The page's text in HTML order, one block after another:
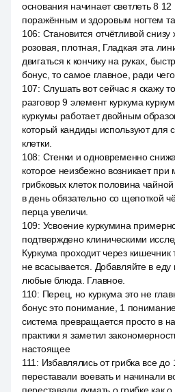
основания начинает светлеть 8
поражённым и здоровым ногтем та.
106: Становится отчётливой
розовая, плотная, Гладкая эта
двигаться к кончику на руках,
бонус, то самое главное, ради чего
107: Слушать вот сейчас я скажу
разговор 9 элемент куркума
куркумы работает двойным
который кандиды используют для
клетки.
108: Стенки и одновременно
которое неизбежно возникает при
грибковых клеток половина
в день обязательно со щепоткой
перца увеличи.
109: Усвоение куркумина
подтверждено клиническими
Куркума проходит через кишечник
не всасывается. Добавляйте в
любые блюда. Главное.
110: Перец, но куркума это не
бонус это понимание, 1
система превращается просто в
практики я заметил
настоящее
111 : Избавлялись от грибка все
переставали воевать и начинали